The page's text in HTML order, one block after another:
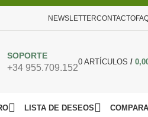
NEWSLETTERCONTACTO
SOPORTE
+34 955.709.152
0 ARTÍCULOS /
LISTA DE DESEOS